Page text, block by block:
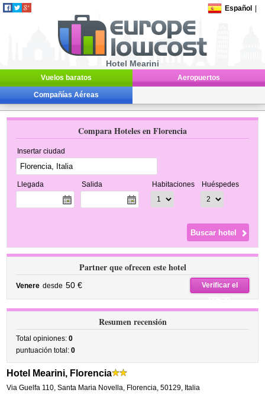
Español
Hotel Mearini
Vuelos baratos Aeropuertos
Compañías Aéreas
Compara Hoteles en Florencia
Insertar ciudad
Llegada Salida Habitaciones Huéspedes
Partner que ofrecen este hotel
Venere desde 50 €
Verificar el
precio
Resumen recensión
Total opiniones:0
puntuación total:0
Hotel Mearini, Florencia
Via Guelfa 110,Santa Maria Novella, Florencia,50129, Italia